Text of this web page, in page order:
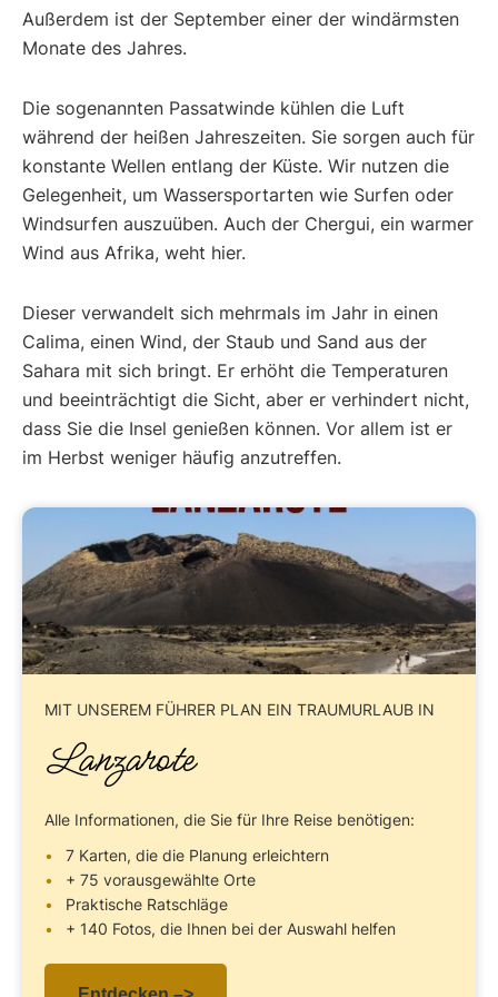
Außerdem ist der September einer der windärmsten
Monate des Jahres.
Die sogenannten Passatwinde kühlen die Luft
während der heißen Jahreszeiten. Sie sorgen auch für
konstante Wellen entlang der Küste. Wir nutzen die
Gelegenheit, um Wassersportarten wie Surfen oder
Windsurfen auszuüben. Auch der Chergui, ein warmer
Wind aus Afrika, weht hier.
Dieser verwandelt sich mehrmals im Jahr in einen
Calima, einen Wind, der Staub und Sand aus der
Sahara mit sich bringt. Er erhöht die Temperaturen
und beeinträchtigt die Sicht, aber er verhindert nicht,
dass Sie die Insel genießen können. Vor allem ist er
im Herbst weniger häufig anzutreffen.
MIT UNSEREM FÜHRER PLAN EIN TRAUMURLAUB IN
Lanzarote
Alle Informationen, die Sie für Ihre Reise benötigen:
7 Karten, die die Planung erleichtern
+ 75 vorausgewählte Orte
Praktische Ratschläge
+ 140 Fotos, die Ihnen bei der Auswahl helfen